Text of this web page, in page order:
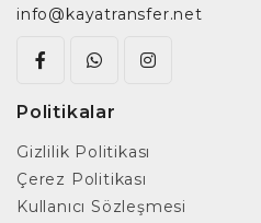
info@kayatransfer.net
Politikalar
Gizlilik Politikası
Çerez Politikası
Kullanıcı Sözleşmesi